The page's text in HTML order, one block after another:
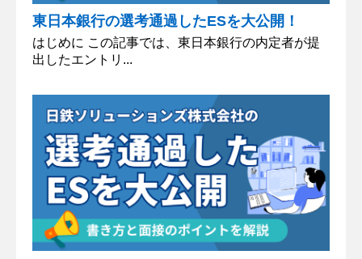
東日本銀行の選考通過したESを大公開！
はじめに この記事では、東日本銀行の内定者が提
出したエントリ...